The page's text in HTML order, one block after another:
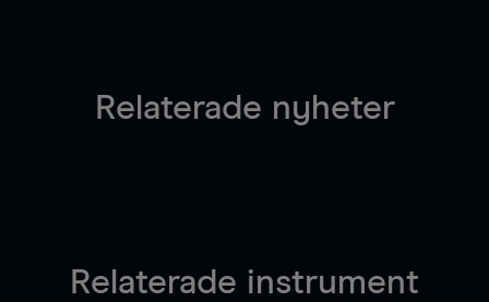
Relaterade nyheter
Relaterade instrument